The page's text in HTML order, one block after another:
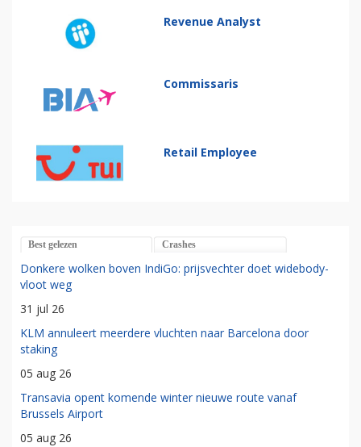
Revenue Analyst
Commissaris
Retail Employee
Best gelezen Crashes
Donkere wolken boven IndiGo: prijsvechter doet widebody-
vloot weg
31 jul 26
KLM annuleert meerdere vluchten naar Barcelona door
staking
05 aug 26
Transavia opent komende winter nieuwe route vanaf
Brussels Airport
05 aug 26